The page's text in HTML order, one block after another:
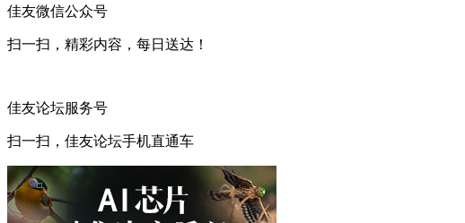
佳友微信公众号
扫一扫，精彩内容，每日送达！
佳友论坛服务号
扫一扫，佳友论坛手机直通车